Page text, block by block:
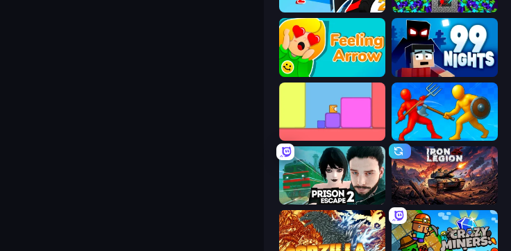
Ninja Hands 2 Stick Epic Fighter
Feeling Arrow 99 Nights (Bloxd.io)
Epic Sword Battle! Fight in Arena
Prison Escape 2 Iron Legion